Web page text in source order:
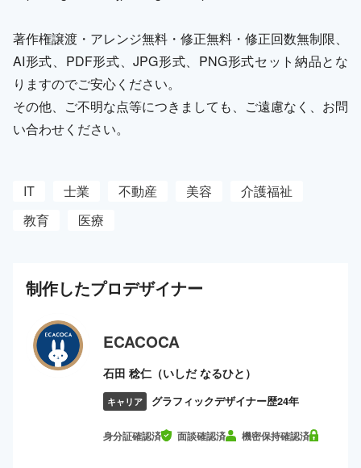
著作権譲渡・アレンジ無料・修正無料・修正回数無制限、
AI形式、PDF形式、JPG形式、PNG形式セット納品とな
りますのでご安心ください。
その他、ご不明な点等につきましても、ご遠慮なく、お問
い合わせください。
IT 士業 不動産 美容
介護福祉
教育
医療
制作したプロデザイナー
ECACOCA
石田 稔仁（いしだ なるひと）
キャリア グラフィックデザイナー歴24年
身分証確認済 面談確認済 機密保持確認済